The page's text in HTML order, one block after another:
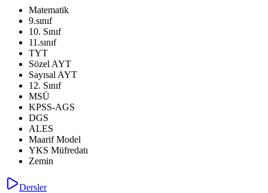
Matematik
9.sınıf
10. Sınıf
11.sınıf
TYT
Sözel AYT
Sayısal AYT
12. Sınıf
MSÜ
KPSS-AGS
DGS
ALES
Maarif Model
YKS Müfredatı
Zemin
Dersler